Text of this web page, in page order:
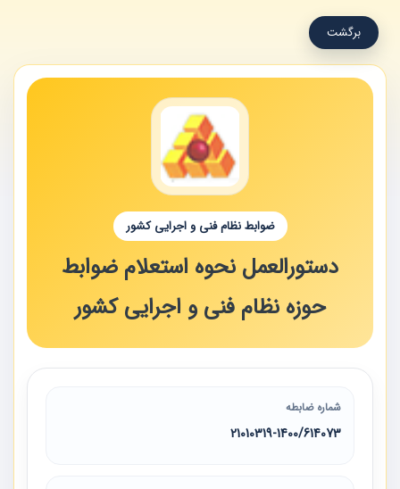
برگشت
ضوابط نظام فنی و اجرایی کشور
دستورالعمل نحوه استعلام ضوابط
حوزه نظام فنی و اجرایی کشور
شماره ضابطه
21010319-1400/614073